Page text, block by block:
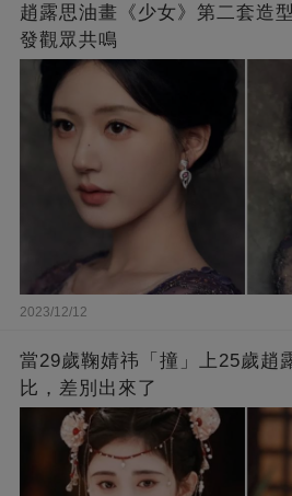
趙露思油畫《少女》第二套造
發觀眾共鳴
2023/12/12
當29歲鞠婧祎「撞」上25歲趙
比，差別出來了